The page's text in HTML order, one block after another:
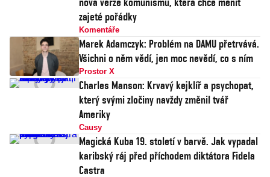
zajeté pořádky
Komentáře
Marek Adamczyk: Problém na DAMU přetrvává.
Všichni o něm vědí, jen moc nevědí, co s ním
Prostor X
Charles Manson: Krvavý kejklíř a psychopat,
který svými zločiny navždy změnil tvář
Ameriky
Causy
Magická Kuba 19. století v barvě. Jak vypadal
karibský ráj před příchodem diktátora Fidela
Castra